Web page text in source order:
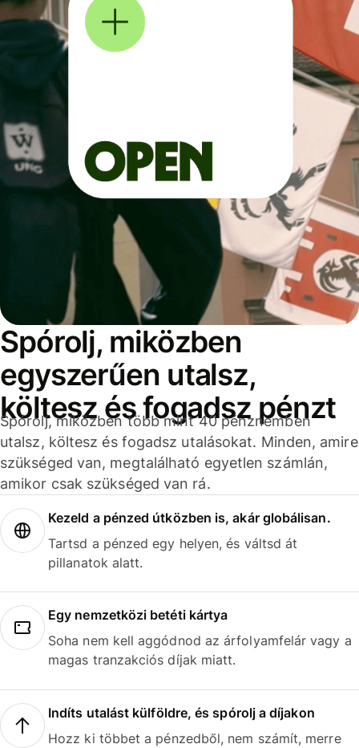
Spórolj, miközben
egyszerűen utalsz,
költesz és fogadsz pénzt
Spórolj, miközben több mint 40 pénznemben
utalsz, költesz és fogadsz utalásokat. Minden, amire
szükséged van, megtalálható egyetlen számlán,
amikor csak szükséged van rá.
Kezeld a pénzed útközben is, akár globálisan.
Tartsd a pénzed egy helyen, és váltsd át
pillanatok alatt.
Egy nemzetközi betéti kártya
Soha nem kell aggódnod az árfolyamfelár vagy a
magas tranzakciós díjak miatt.
Indíts utalást külföldre, és spórolj a díjakon
Hozz ki többet a pénzedből, nem számít, merre